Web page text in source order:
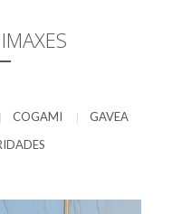
| COGAMI | GAVEA